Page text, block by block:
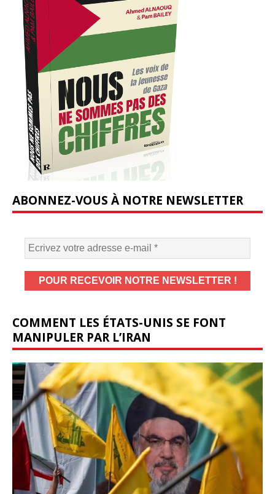
ABONNEZ-VOUS À NOTRE NEWSLETTER
COMMENT LES ÉTATS-UNIS SE FONT
MANIPULER PAR L’IRAN